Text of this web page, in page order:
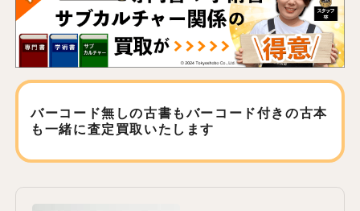
バーコード無しの古書もバーコード付きの古本
も 一緒に査定買取いたします